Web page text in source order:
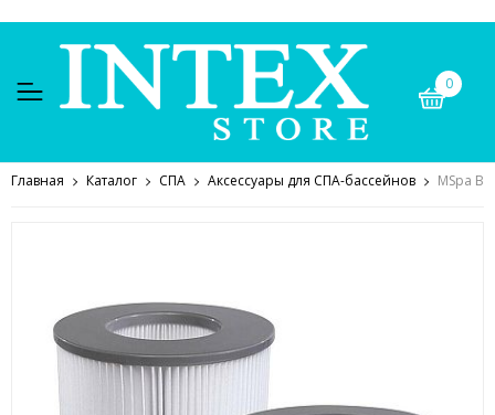
0
Главная Каталог СПА Аксессуары для СПА-бассейнов MSpa